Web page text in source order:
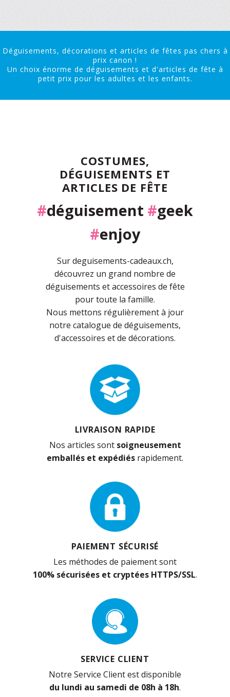
Déguisements, décorations et articles de fêtes pas chers à
prix canon !
Un choix énorme de déguisements et d'articles de fête à
petit prix pour les adultes et les enfants.
COSTUMES,
DÉGUISEMENTS ET
ARTICLES DE FÊTE
#déguisement #geek
#enjoy
Sur deguisements-cadeaux.ch,
découvrez un grand nombre de
déguisements et accessoires de fête
pour toute la famille.
Nous mettons régulièrement à jour
notre catalogue de déguisements,
d'accessoires et de décorations.
LIVRAISON RAPIDE
Nos articles sont soigneusement
emballés et expédiés rapidement.
PAIEMENT SÉCURISÉ
Les méthodes de paiement sont
100% sécurisées et cryptées HTTPS/SSL.
SERVICE CLIENT
Notre Service Client est disponible
du lundi au samedi de 08h à 18h.